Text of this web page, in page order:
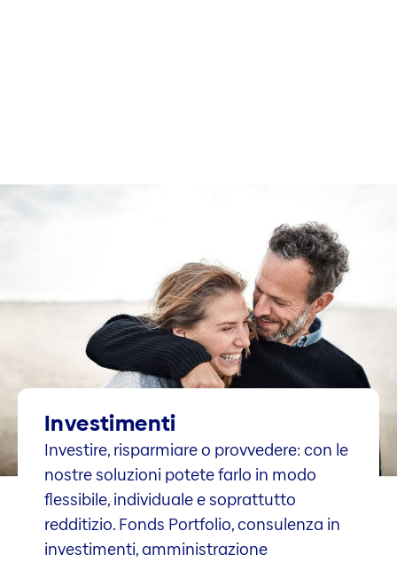
Investimenti
Investire, risparmiare o provvedere: con le
nostre soluzioni potete farlo in modo
flessibile, individuale e soprattutto
redditizio. Fonds Portfolio, consulenza in
investimenti, amministrazione